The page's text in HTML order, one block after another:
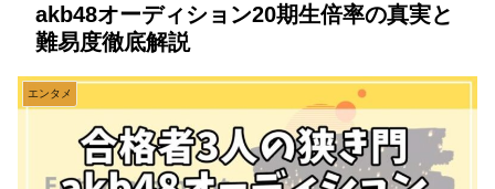
akb48オーディション20期生倍率の真実と
難易度徹底解説
エンタメ